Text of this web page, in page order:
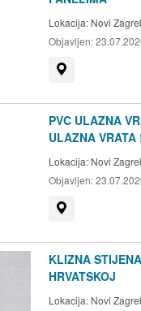
Lokacija: Novi
Objavljen:
PVC ULAZNA
ULAZNA VRATA
Lokacija: Novi
Objavljen:
KLIZNA
HRVATSKOJ
Lokacija: Novi